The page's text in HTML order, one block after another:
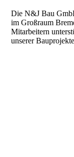
Die N&J Bau
im Großraum
Mitarbeitern
unserer